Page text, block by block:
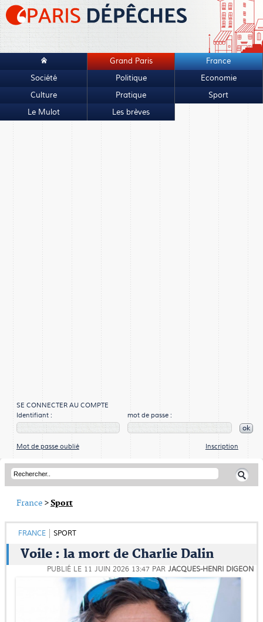
Grand Paris
France
Société
Politique
Economie
Culture
Pratique
Sport
Le Mulot
Les brèves
SE CONNECTER AU COMPTE
Identifiant :
mot de passe :
ok
Mot de passe oublié Inscription
France >Sport
FRANCE SPORT
Voile : la mort de Charlie Dalin
PUBLIÉ LE 11 JUIN 2026 13:47 PAR JACQUES-HENRI DIGEON